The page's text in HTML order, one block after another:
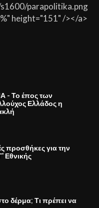
parapolitika.png
height="151" /></a>
- Το έπος των
Ελλάδος η
προσθήκες για την
Εθνικής
δέρμα; Τι πρέπει να